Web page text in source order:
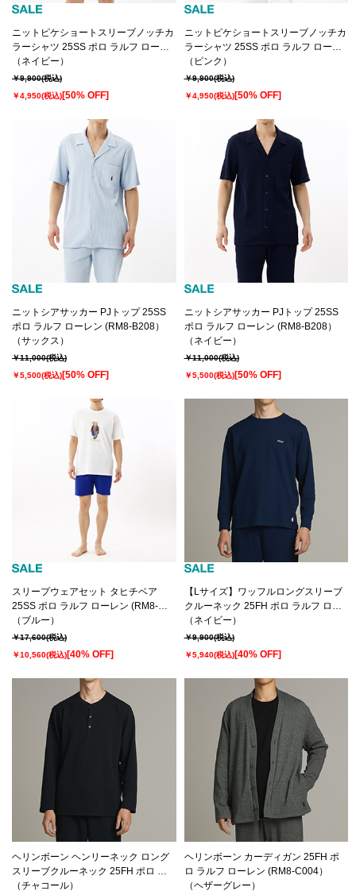
ニットピケショートスリーブノッチカ
ラーシャツ 25SS ポロ ラルフ ローレ
ン (RM8-B203）
（ネイビー）
￥9,900(税込)
￥4,950(税込)[50% OFF]
ニットピケショートスリーブノッチカ
ラーシャツ 25SS ポロ ラルフ ローレ
ン (RM8-B203）
（ピンク）
￥9,900(税込)
￥4,950(税込)[50% OFF]
ニットシアサッカー PJトップ 25SS
ポロ ラルフ ローレン (RM8-B208）
（サックス）
￥11,000(税込)
￥5,500(税込)[50% OFF]
ニットシアサッカー PJトップ 25SS
ポロ ラルフ ローレン (RM8-B208）
（ネイビー）
￥11,000(税込)
￥5,500(税込)[50% OFF]
スリープウェアセット タヒチベア
25SS ポロ ラルフ ローレン (RM8-
B502）
（ブルー）
￥17,600(税込)
￥10,560(税込)[40% OFF]
【Lサイズ】ワッフルロングスリーブ
クルーネック 25FH ポロ ラルフ ロー
レン(RM8-C001）
（ネイビー）
￥9,900(税込)
￥5,940(税込)[40% OFF]
ヘリンボーン ヘンリーネック ロング
スリーブクルーネック 25FH ポロ ラ
ルフ ローレン(RM8-C003）
（チャコール）
ヘリンボーン カーディガン 25FH ポ
ロ ラルフ ローレン (RM8-C004）
（ヘザーグレー）